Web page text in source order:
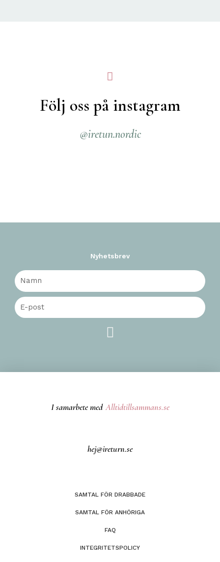
Följ oss på instagram
@iretun.nordic
Nyhetsbrev
Skicka
I samarbete med Alltidtillsammans.se
hej@ireturn.se
SAMTAL FÖR DRABBADE
SAMTAL FÖR ANHÖRIGA
FAQ
INTEGRITETSPOLICY